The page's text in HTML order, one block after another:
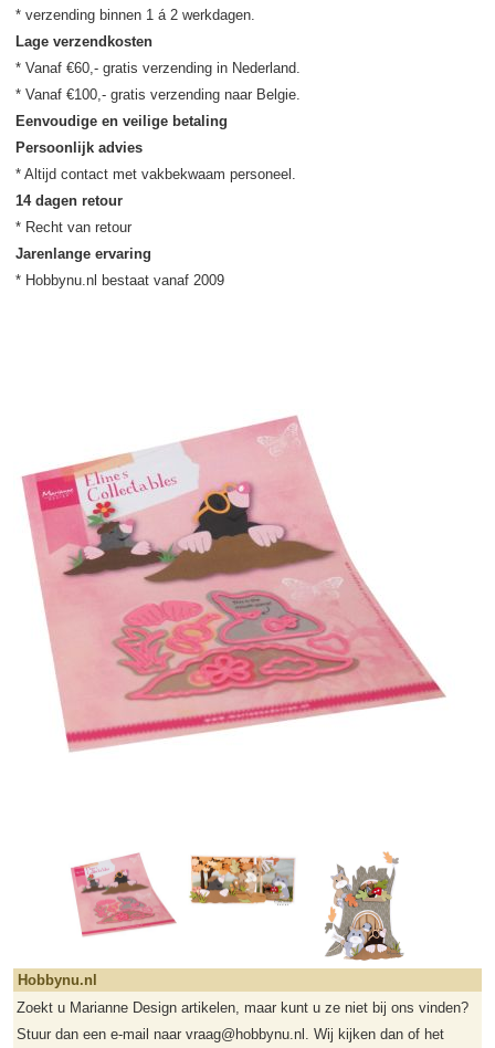
Lage verzendkosten
* Vanaf €60,- gratis verzending in Nederland.
Eenvoudige en veilige betaling
Persoonlijk advies
14 dagen retour
Jarenlange ervaring
* Hobbynu.nl bestaat vanaf 2009
Hobbynu.nl
Zoekt u Marianne Design artikelen, maar kunt u ze niet bij ons vinden?
Stuur dan een e-mail naar vraag@hobbynu.nl. Wij kijken dan of het